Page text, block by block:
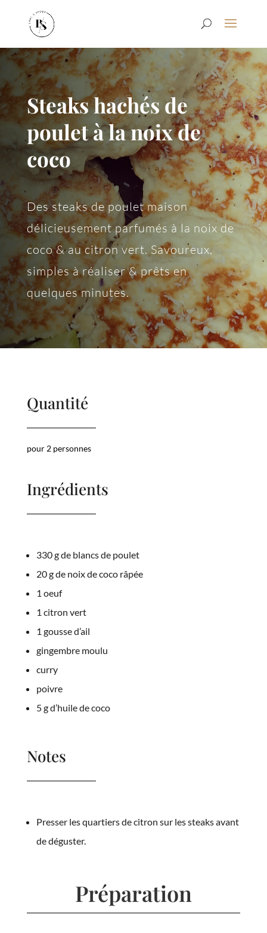
Steaks hachés de
poulet à la noix de
coco
Des steaks de poulet maison
délicieusement parfumés à la noix de
coco & au citron vert. Savoureux,
simples à réaliser & prêts en
quelques minutes.
Quantité
pour 2 personnes
Ingrédients
330 g de blancs de poulet
20 g de noix de coco râpée
1 oeuf
1 citron vert
1 gousse d’ail
gingembre moulu
curry
poivre
5 g d’huile de coco
Notes
Presser les quartiers de citron sur les steaks avant
de déguster.
Préparation